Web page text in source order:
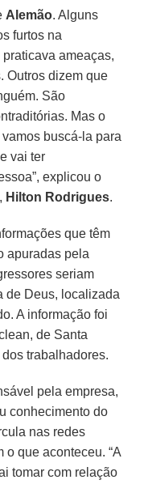
Alemão. Alguns
furtos na
ameaças,
Outros dizem que
São
Mas o
buscá-la para
vai ter
explicou o
Hilton Rodrigues.
que têm
apuradas pela
seriam
de Deus, localizada
A informação foi
de Santa
trabalhadores.
pela empresa,
conhecimento do
nas redes
o que aconteceu. “A
tomar com relação